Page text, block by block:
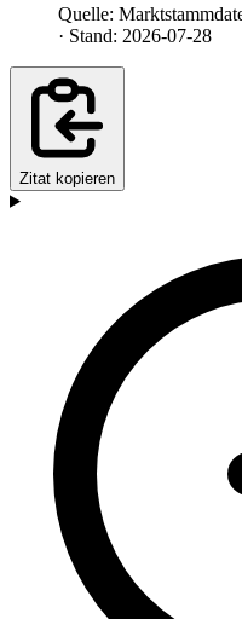
Quelle:
· Stand: 2026-07-28
Zitat kopieren